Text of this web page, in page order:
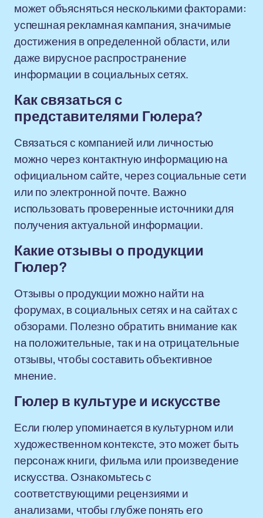
может объясняться несколькими факторами:
успешная рекламная кампания, значимые
достижения в определенной области, или
даже вирусное распространение
информации в социальных сетях.
Как связаться с
представителями Гюлера?
Связаться с компанией или личностью
можно через контактную информацию на
официальном сайте, через социальные сети
или по электронной почте. Важно
использовать проверенные источники для
получения актуальной информации.
Какие отзывы о продукции
Гюлер?
Отзывы о продукции можно найти на
форумах, в социальных сетях и на сайтах с
обзорами. Полезно обратить внимание как
на положительные, так и на отрицательные
отзывы, чтобы составить объективное
мнение.
Гюлер в культуре и искусстве
Если гюлер упоминается в культурном или
художественном контексте, это может быть
персонаж книги, фильма или произведение
искусства. Ознакомьтесь с
соответствующими рецензиями и
анализами, чтобы глубже понять его